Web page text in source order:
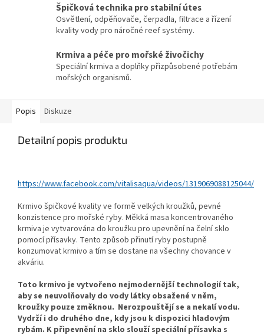
Špičková technika pro stabilní útes
Osvětlení, odpěňovače, čerpadla, filtrace a řízení
kvality vody pro náročné reef systémy.
Krmiva a péče pro mořské živočichy
Speciální krmiva a doplňky přizpůsobené potřebám
mořských organismů.
Popis Diskuze
Detailní popis produktu
https://www.facebook.com/vitalisaqua/videos/1319069088125044/
Krmivo špičkové kvality ve formě velkých kroužků, pevné
konzistence pro mořské ryby. Měkká masa koncentrovaného
krmiva je vytvarována do kroužku pro upevnění na čelní sklo
pomocí přísavky. Tento způsob přinutí ryby postupně
konzumovat krmivo a tím se dostane na všechny chovance v
akváriu.
Toto krmivo je vytvořeno nejmodernější technologií tak,
aby se neuvolňovaly do vody látky obsažené v něm,
kroužky pouze změknou. Nerozpouštějí se a nekalí vodu.
Vydrží i do druhého dne, kdy jsou k dispozici hladovým
rybám. K připevnění na sklo slouží speciální přísavka s